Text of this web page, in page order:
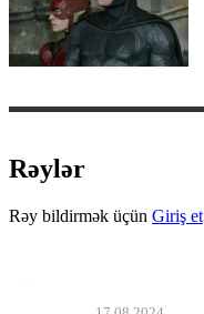
Rəylər
Rəy bildirmək üçün Giriş et